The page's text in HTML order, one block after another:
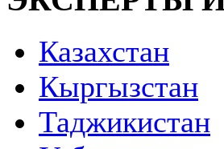
Казахстан
Кыргызстан
Таджикистан